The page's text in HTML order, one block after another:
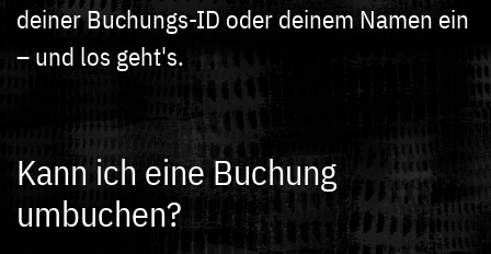
deiner Buchungs-ID oder deinem Namen ein
– und los geht's.
Kann ich eine Buchung
umbuchen?